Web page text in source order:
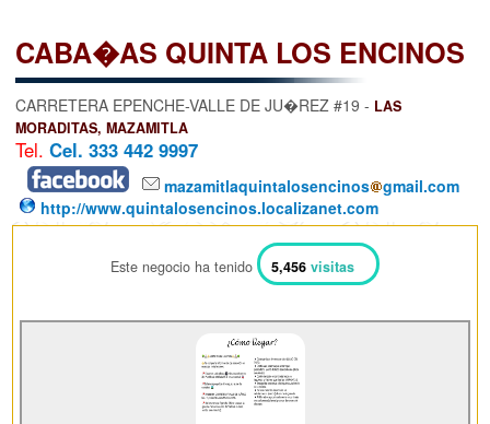
CABA�AS QUINTA LOS ENCINOS
CARRETERA EPENCHE-VALLE DE JU�REZ #19 - LAS
MORADITAS, MAZAMITLA
Tel. Cel. 333 442 9997
mazamitlaquintalosencinos gmail.com
http://www.quintalosencinos.localizanet.com
Este negocio ha tenido 5,456 visitas